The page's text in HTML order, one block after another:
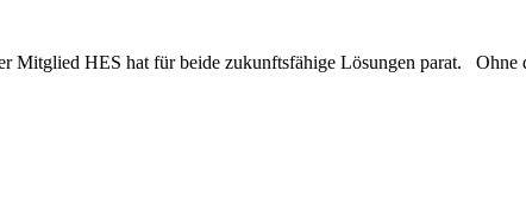
Mitglied HES hat für beide zukunftsfähige Lösungen parat. Ohne